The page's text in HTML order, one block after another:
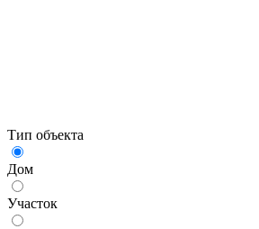
Тип объекта
Дом
Участок